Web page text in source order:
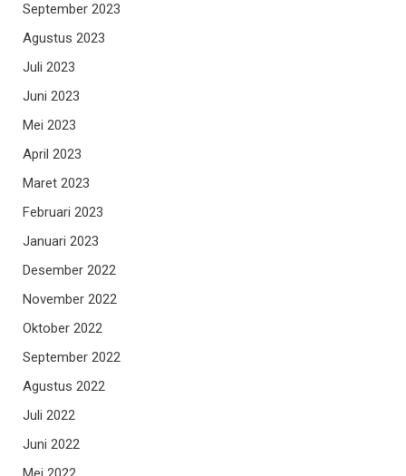
September 2023
Agustus 2023
Juli 2023
Juni 2023
Mei 2023
April 2023
Maret 2023
Februari 2023
Januari 2023
Desember 2022
November 2022
Oktober 2022
September 2022
Agustus 2022
Juli 2022
Juni 2022